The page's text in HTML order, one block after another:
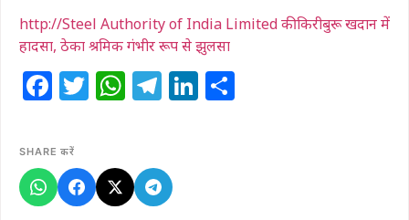
http://Steel Authority of India Limited की किरीबुरू खदान में
हादसा, ठेका श्रमिक गंभीर रूप से झुलसा
Facebook
Twitter
WhatsApp
Telegram
LinkedIn
SHARE करें